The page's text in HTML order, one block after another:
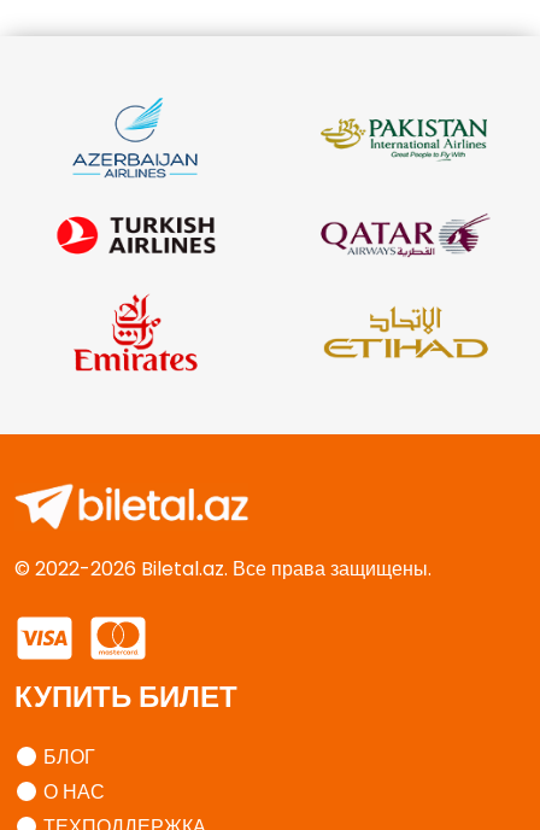
© 2022-2026 Biletal.az. Все права защищены.
КУПИТЬ БИЛЕТ
БЛОГ
О НАС